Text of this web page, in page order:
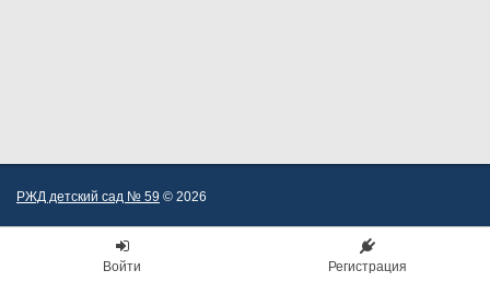
РЖД детский сад № 59 © 2026
Войти Регистрация